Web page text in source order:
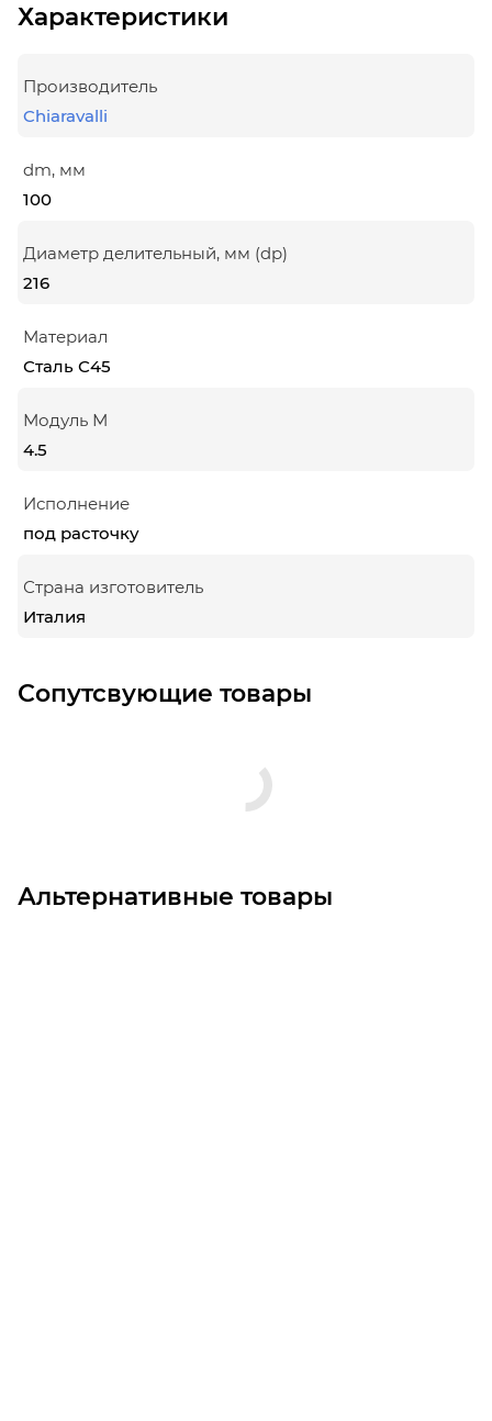
Характеристики
Производитель
Chiaravalli
dm, мм
100
Диаметр делительный, мм (dp)
216
Материал
Сталь С45
Модуль М
4.5
Исполнение
под расточку
Страна изготовитель
Италия
Сопутсвующие товары
Альтернативные товары